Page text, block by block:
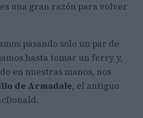
una gran razón para volver
pasando solo un par de
hasta tomar un ferry y,
en nuestras manos, nos
de Armadale, el antiguo